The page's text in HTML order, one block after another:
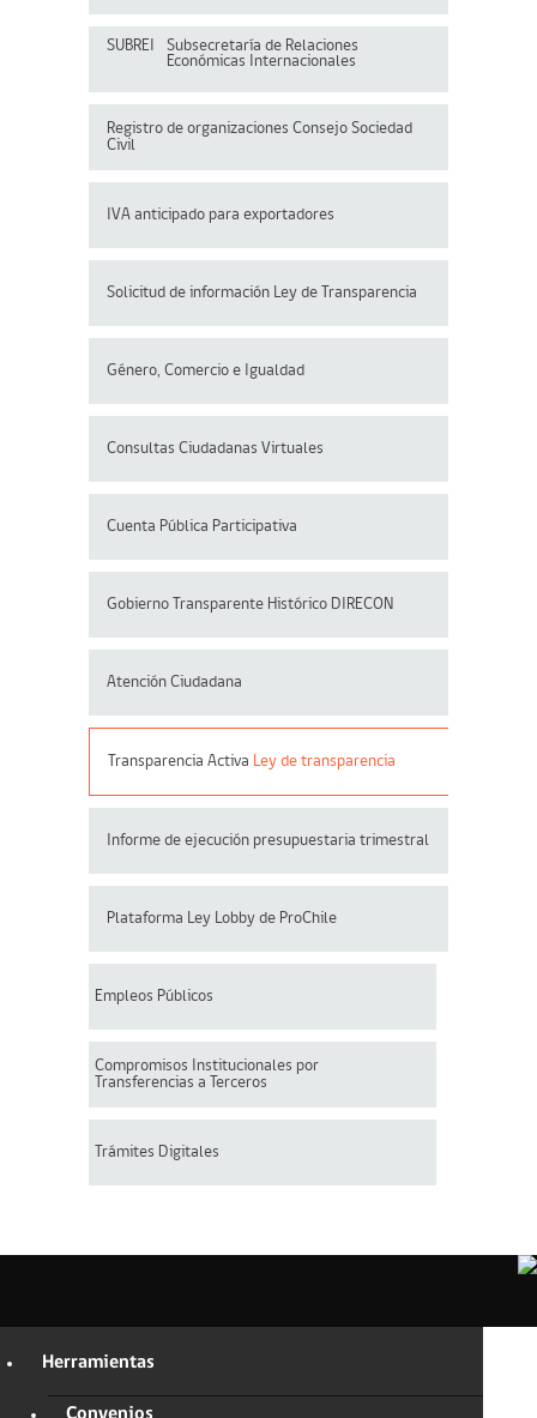
SUBREI
Subsecretaría de Relaciones
Económicas Internacionales
Registro de organizaciones Consejo Sociedad
Civil
IVA anticipado para exportadores
Solicitud de información Ley de Transparencia
Género, Comercio e Igualdad
Consultas Ciudadanas Virtuales
Cuenta Pública Participativa
Gobierno Transparente Histórico DIRECON
Atención Ciudadana
Transparencia Activa Ley de transparencia
Informe de ejecución presupuestaria trimestral
Plataforma Ley Lobby de ProChile
Empleos Públicos
Compromisos Institucionales por
Transferencias a Terceros
Trámites Digitales
Herramientas